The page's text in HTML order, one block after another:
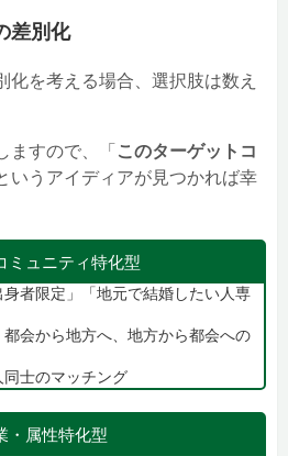
差別化
化を考える場合、選択肢は数え
ますので、「 このターゲットコ
いうアイディアが見つかれば幸
ミュニティ特化型
者限定」「地元で結婚したい人専
都会から地方へ、地方から都会への
同士のマッチング
・属性特化型